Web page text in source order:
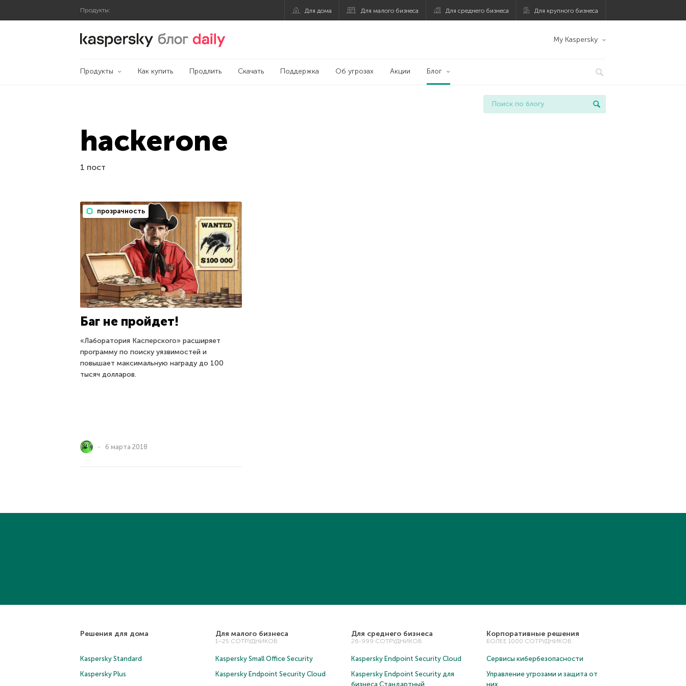
Продукты: Для дома Для малого бизнеса Для среднего бизнеса Для крупного бизнеса
Блог Касперского My Kaspersky
Продукты Как купить Продлить Скачать Поддержка Об угрозах Акции Блог
hackerone
1 пост
прозрачность
Баг не пройдет!
«Лаборатория Касперского» расширяет
программу по поиску уязвимостей и
повышает максимальную награду до 100
тысяч долларов.
6 марта 2018
Решения для дома
Kaspersky Standard
Kaspersky Plus
Для малого бизнеса
1–25 СОТРУДНИКОВ
Kaspersky Small Office Security
Kaspersky Endpoint Security Cloud
Для среднего бизнеса
26-999 СОТРУДНИКОВ
Kaspersky Endpoint Security Cloud
Kaspersky Endpoint Security для
бизнеса Cтандартный
Корпоративные решения
БОЛЕЕ 1000 СОТРУДНИКОВ
Сервисы кибербезопасности
Управление угрозами и защита от
них